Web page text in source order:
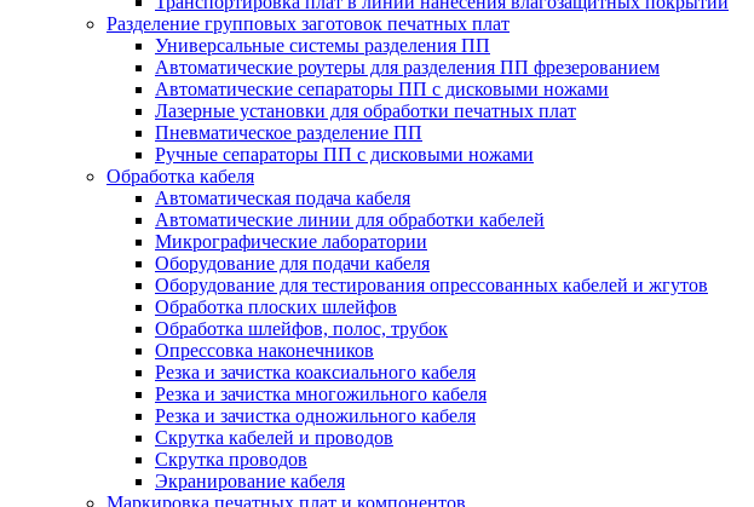
Разделение групповых заготовок печатных плат
Универсальные системы разделения ПП
Автоматические роутеры для разделения ПП фрезерованием
Автоматические сепараторы ПП с дисковыми ножами
Лазерные установки для обработки печатных плат
Пневматическое разделение ПП
Ручные сепараторы ПП с дисковыми ножами
Обработка кабеля
Автоматическая подача кабеля
Автоматические линии для обработки кабелей
Микрографические лаборатории
Оборудование для подачи кабеля
Оборудование для тестирования опрессованных кабелей и жгутов
Обработка плоских шлейфов
Обработка шлейфов, полос, трубок
Опрессовка наконечников
Резка и зачистка коаксиального кабеля
Резка и зачистка многожильного кабеля
Резка и зачистка одножильного кабеля
Скрутка кабелей и проводов
Скрутка проводов
Экранирование кабеля
Маркировка печатных плат и компонентов